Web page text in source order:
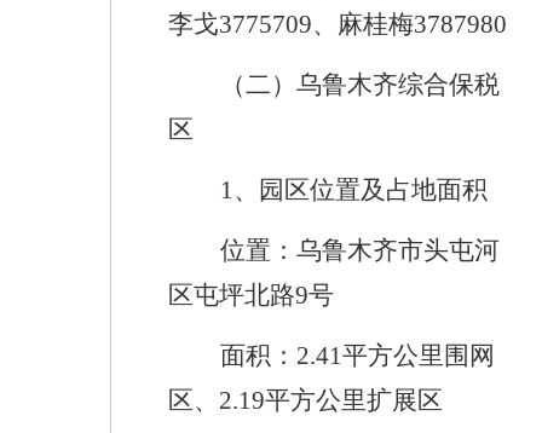
李戈3775709、麻桂梅3787980
（二）乌鲁木齐综合保税
区
1 、 园区位置及占地面积
位置：乌鲁木齐市头屯河
区屯坪北路9号
面积： 2.41平方公里围网
区、 2.19平方公里扩展区